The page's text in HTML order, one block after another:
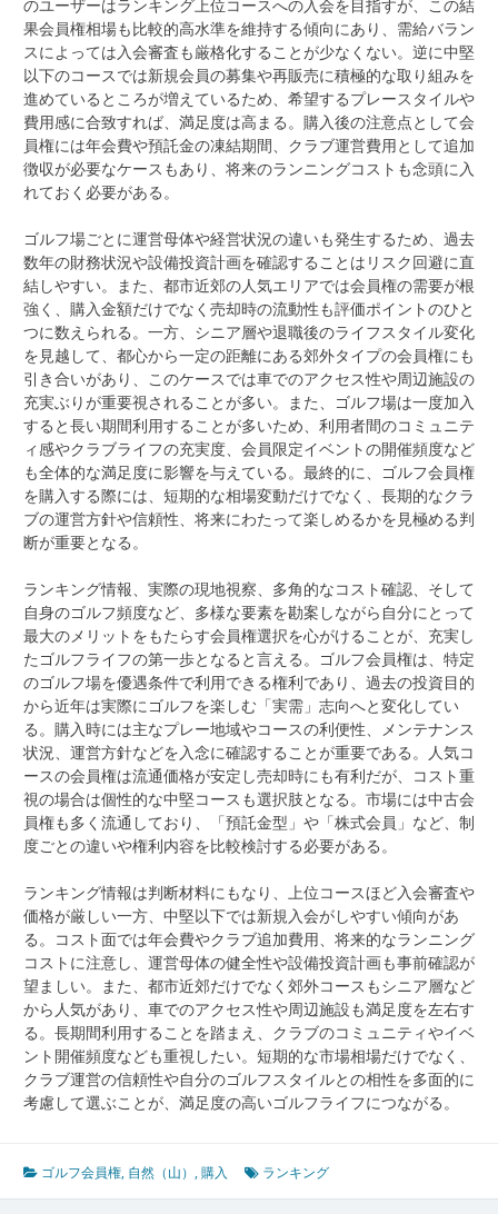
のユーザーはランキング上位コースへの入会を目指すが、この結
果会員権相場も比較的高水準を維持する傾向にあり、需給バラン
スによっては入会審査も厳格化することが少なくない。逆に中堅
以下のコースでは新規会員の募集や再販売に積極的な取り組みを
進めているところが増えているため、希望するプレースタイルや
費用感に合致すれば、満足度は高まる。購入後の注意点として会
員権には年会費や預託金の凍結期間、クラブ運営費用として追加
徴収が必要なケースもあり、将来のランニングコストも念頭に入
れておく必要がある。
ゴルフ場ごとに運営母体や経営状況の違いも発生するため、過去
数年の財務状況や設備投資計画を確認することはリスク回避に直
結しやすい。また、都市近郊の人気エリアでは会員権の需要が根
強く、購入金額だけでなく売却時の流動性も評価ポイントのひと
つに数えられる。一方、シニア層や退職後のライフスタイル変化
を見越して、都心から一定の距離にある郊外タイプの会員権にも
引き合いがあり、このケースでは車でのアクセス性や周辺施設の
充実ぶりが重要視されることが多い。また、ゴルフ場は一度加入
すると長い期間利用することが多いため、利用者間のコミュニテ
ィ感やクラブライフの充実度、会員限定イベントの開催頻度など
も全体的な満足度に影響を与えている。最終的に、ゴルフ会員権
を購入する際には、短期的な相場変動だけでなく、長期的なクラ
ブの運営方針や信頼性、将来にわたって楽しめるかを見極める判
断が重要となる。
ランキング情報、実際の現地視察、多角的なコスト確認、そして
自身のゴルフ頻度など、多様な要素を勘案しながら自分にとって
最大のメリットをもたらす会員権選択を心がけることが、充実し
たゴルフライフの第一歩となると言える。ゴルフ会員権は、特定
のゴルフ場を優遇条件で利用できる権利であり、過去の投資目的
から近年は実際にゴルフを楽しむ「実需」志向へと変化してい
る。購入時には主なプレー地域やコースの利便性、メンテナンス
状況、運営方針などを入念に確認することが重要である。人気コ
ースの会員権は流通価格が安定し売却時にも有利だが、コスト重
視の場合は個性的な中堅コースも選択肢となる。市場には中古会
員権も多く流通しており、「預託金型」や「株式会員」など、制
度ごとの違いや権利内容を比較検討する必要がある。
ランキング情報は判断材料にもなり、上位コースほど入会審査や
価格が厳しい一方、中堅以下では新規入会がしやすい傾向があ
る。コスト面では年会費やクラブ追加費用、将来的なランニング
コストに注意し、運営母体の健全性や設備投資計画も事前確認が
望ましい。また、都市近郊だけでなく郊外コースもシニア層など
から人気があり、車でのアクセス性や周辺施設も満足度を左右す
る。長期間利用することを踏まえ、クラブのコミュニティやイベ
ント開催頻度なども重視したい。短期的な市場相場だけでなく、
クラブ運営の信頼性や自分のゴルフスタイルとの相性を多面的に
考慮して選ぶことが、満足度の高いゴルフライフにつながる。
ゴルフ会員権, 自然（山） ,購入 ランキング